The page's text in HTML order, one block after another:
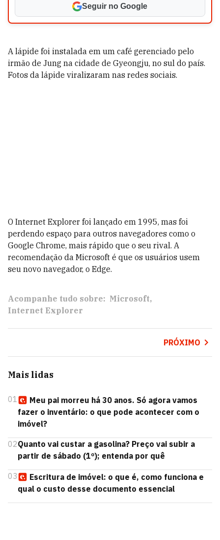
Seguir no Google
A lápide foi instalada em um café gerenciado pelo
irmão de Jung na cidade de Gyeongju, no sul do país.
Fotos da lápide viralizaram nas redes sociais.
O Internet Explorer foi lançado em 1995, mas foi
perdendo espaço para outros navegadores como o
Google Chrome, mais rápido que o seu rival. A
recomendação da Microsoft é que os usuários usem
seu novo navegador, o Edge.
Acompanhe tudo sobre: Microsoft
Internet Explorer
PRÓXIMO
Mais lidas
01
Meu pai morreu há 30 anos. Só agora vamos
fazer o inventário: o que pode acontecer com o
imóvel?
02Quanto vai custar a gasolina? Preço vai subir a
partir de sábado (1º); entenda por quê
03
Escritura de imóvel: o que é, como funciona e
qual o custo desse documento essencial